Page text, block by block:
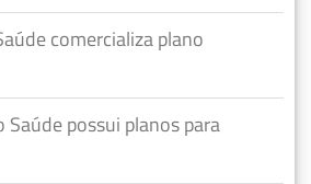
comercializa plano
Saúde possui planos para